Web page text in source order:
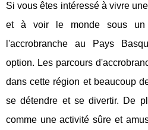
Si vous êtes intéressé à vivre
et à voir le monde sous un
l'accrobranche au Pays
option. Les parcours
dans cette région et beaucoup
se détendre et se divertir. De
comme une activité sûre et